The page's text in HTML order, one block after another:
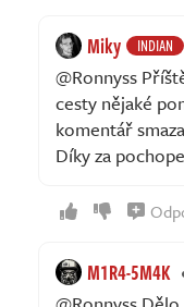
Miky INDIAN
@Ronnyss
cesty nějaké
komentář
Díky za
M1R4-5M4K